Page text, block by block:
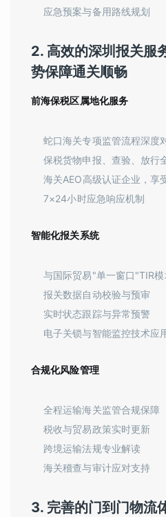
应急预案与备用路线规划
2. 高效的深圳报关服
势保障通关顺畅
前海保税区属地化服务
蛇口海关专项监管流程深度
保税货物申报、查验、放行
海关AEO高级认证企业，享
7×24小时应急响应机制
智能化报关系统
与国际贸易"单一窗口"TIR
报关数据自动校验与预审
实时状态跟踪与异常预警
电子关锁与智能监控技术应
合规化风险管理
全程运输海关监管合规保障
税收与贸易政策实时更新
跨境运输法规专业解读
海关稽查与审计应对支持
3. 完善的门到门物流